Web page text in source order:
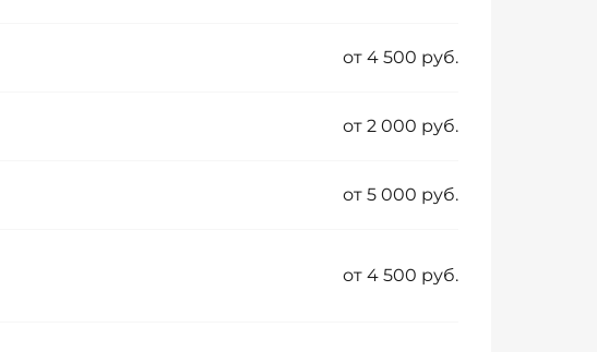
от 4 500 руб.
от 2 000 руб.
от 5 000 руб.
от 4 500 руб.